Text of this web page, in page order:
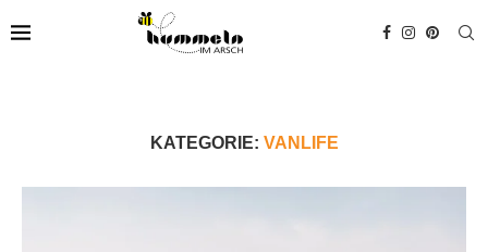
KATEGORIE: VANLIFE